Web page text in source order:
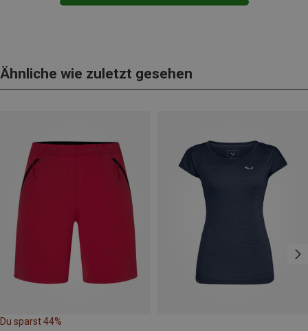
Ähnliche wie zuletzt gesehen
Du sparst 44%